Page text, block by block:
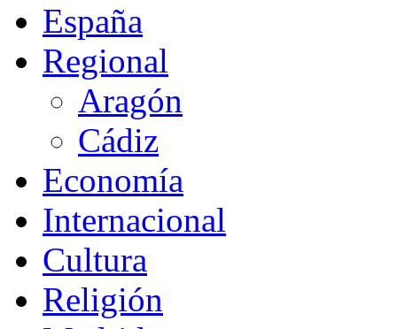
España
Regional
Aragón
Cádiz
Economía
Internacional
Cultura
Religión